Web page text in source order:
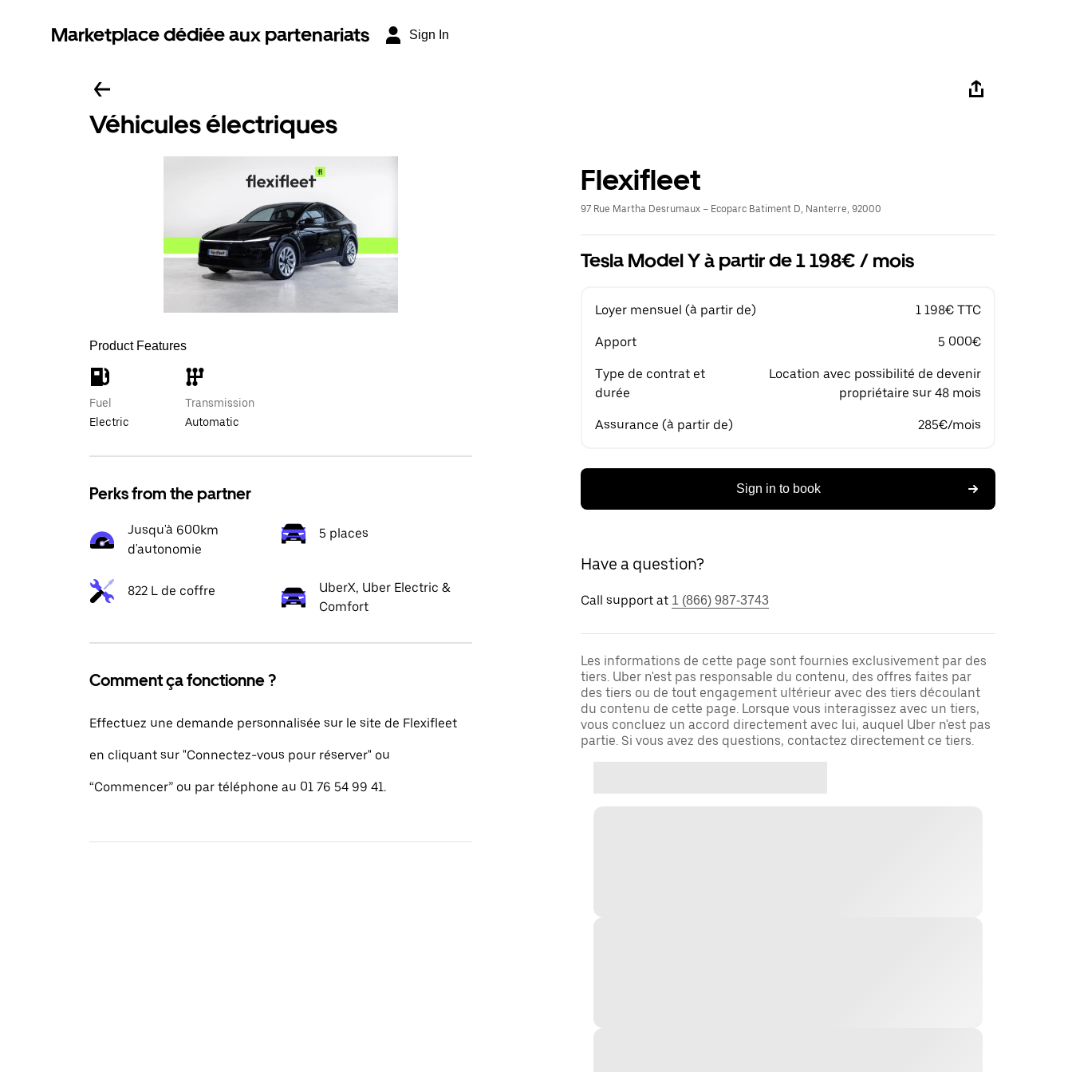
Marketplace dédiée aux partenariats Sign In
Véhicules électriques
Product Features
Fuel
Electric
Transmission
Automatic
Perks from the partner
Jusqu'à 600km
d'autonomie
5 places
822 L de coffre
UberX, Uber Electric &
Comfort
Comment ça fonctionne ?
Effectuez une demande personnalisée sur le site de Flexifleet
en cliquant sur "Connectez-vous pour réserver" ou
“Commencer” ou par téléphone au 01 76 54 99 41.
Flexifleet
97 Rue Martha Desrumaux – Ecoparc Batiment D, Nanterre, 92000
Tesla Model Y à partir de 1 198€ / mois
Loyer mensuel (à partir de) 1 198€ TTC
Apport 5 000€
Type de contrat et
durée
Location avec possibilité de devenir
propriétaire sur 48 mois
Assurance (à partir de) 285€/mois
Sign in to book
Have a question?
Call support at 1 (866) 987-3743
Les informations de cette page sont fournies exclusivement par des
tiers. Uber n'est pas responsable du contenu, des offres faites par
des tiers ou de tout engagement ultérieur avec des tiers découlant
du contenu de cette page. Lorsque vous interagissez avec un tiers,
vous concluez un accord directement avec lui, auquel Uber n'est pas
partie. Si vous avez des questions, contactez directement ce tiers.